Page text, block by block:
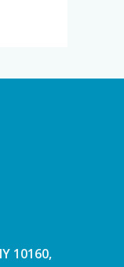
10160,